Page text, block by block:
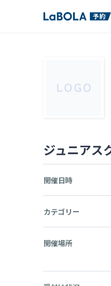
ジュニアス
開催日時
カテゴリー
開催場所